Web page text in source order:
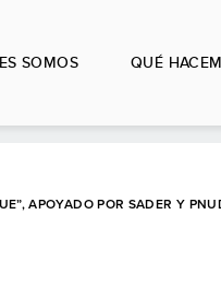
SOMOS QUÉ
APOYADO POR SADER Y